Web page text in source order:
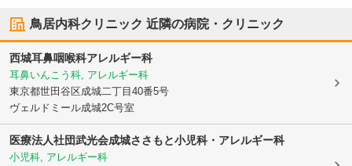
鳥居内科クリニック 近隣の病院・クリニック
西城耳鼻咽喉科アレルギー科
耳鼻いんこう科, アレルギー科
東京都世田谷区成城二丁目40番5号
ヴェルドミール成城2C号室
医療法人社団武光会成城ささもと小児科・アレルギー科
小児科, アレルギー科